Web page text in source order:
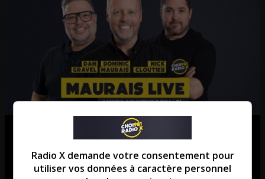
Maurais Live – Intégral du 07-08-
2026
Radio X demande votre consentement pour
utiliser vos données à caractère personnel